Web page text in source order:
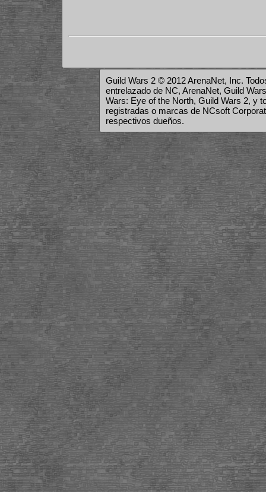
Guild Wars 2 © 2012 ArenaNet, Inc.
entrelazado de NC, ArenaNet, Guild
Wars: Eye of the North, Guild Wars 2, y
registradas o marcas de NCsoft
respectivos dueños.